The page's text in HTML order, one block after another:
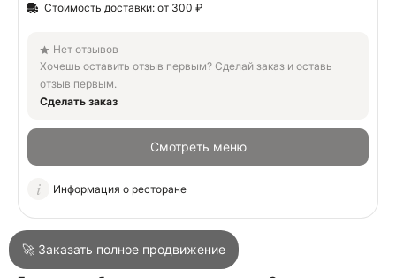
ГородСочи
Стоимость доставки: от 300 ₽
Нет отзывов
Хочешь оставить отзыв первым? Сделай заказ и оставь
отзыв первым.
Сделать заказ
Смотреть меню
Информация о ресторане
🚀 Заказать полное продвижение